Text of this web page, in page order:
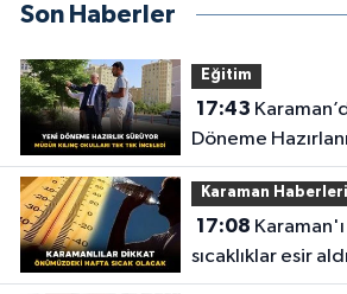
Son Haberler
Eğitim
17:43
Döneme
Karaman Haberleri
17:08
sıcaklıklar esir aldı